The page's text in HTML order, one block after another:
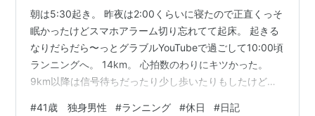
朝は5:30起き。 昨夜は2:00くらいに寝たので正直くっそ
眠かったけどスマホアラーム切り忘れてて起床。 起きる
なりだらだら〜っとグラブルYouTubeで過ごして10:00頃
ランニングへ。 14km。 心拍数のわりにキツかった。
9km以降は信号待ちだったり少し歩いたりもしたけどな
#41歳 独身男性 #ランニング #休日 #日記